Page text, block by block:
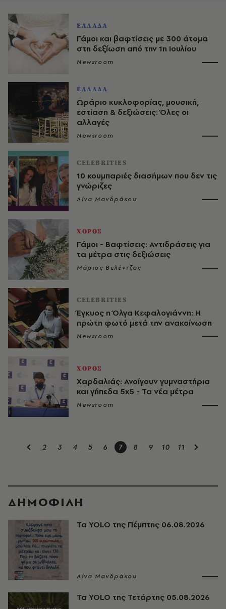
ΕΛΛΑΔΑ
Γάμοι και βαφτίσεις με 300 άτομα
στη δεξίωση από την 1η Ιουλίου
Newsroom
ΕΛΛΑΔΑ
Ωράριο κυκλοφορίας, μουσική,
εστίαση & δεξιώσεις: Όλες οι
αλλαγές
Newsroom
CELEBRITIES
10 κουμπαριές διασήμων που δεν τις
γνώριζες
Λίνα Μανδράκου
ΧΟΡΟΣ
Γάμοι - Βαφτίσεις: Αντιδράσεις για
τα μέτρα στις δεξιώσεις
Μάριος Βελέντζας
CELEBRITIES
Έγκυος η Όλγα Κεφαλογιάννη: Η
πρώτη φωτό μετά την ανακοίνωση
Newsroom
ΧΟΡΟΣ
Χαρδαλιάς: Ανοίγουν γυμναστήρια
και γήπεδα 5x5 - Τα νέα μέτρα
Newsroom
2 3 4 5 6 7 8 9 10 11
ΔΗΜΟΦΙΛΗ
Τα YOLO της Πέμπτης 06.08.2026
Λίνα Μανδράκου
Τα YOLO της Τετάρτης 05.08.2026